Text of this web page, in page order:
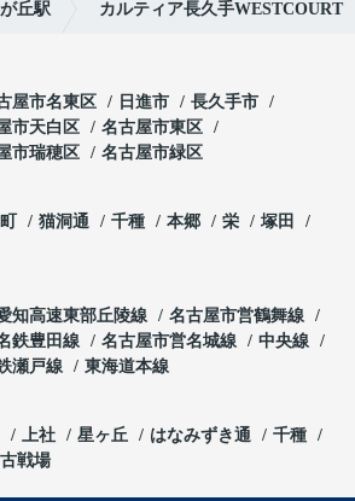
丘駅 カルティア長久手WESTCOURT
屋市名東区 日進市
長久手市
市天白区
名古屋市東区
市瑞穂区 名古屋市緑区
猫洞通 千種 本郷 栄
塚田
知高速東部丘陵線
名古屋市営鶴舞線
鉄豊田線 名古屋市営名城線
中央線
瀬戸線 東海道本線
上社 星ヶ丘 はなみずき通
千種
戦場